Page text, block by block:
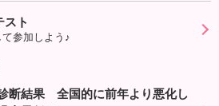
スト
参加しよう♪
断結果 全国的に前年より悪化し